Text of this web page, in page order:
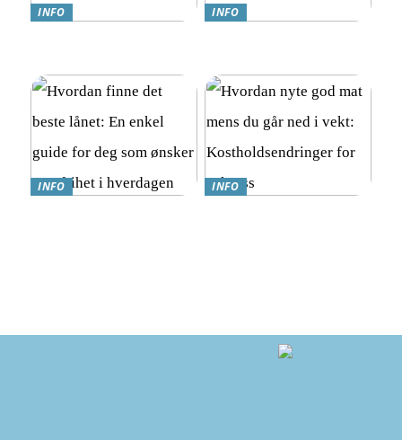
INFO
INFO
INFO
INFO